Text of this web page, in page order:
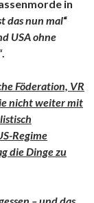
in
das nun mal“
USA ohne
.
Föderation, VR
nicht weiter mit
Regime
die Dinge zu